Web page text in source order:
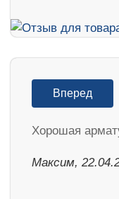
Вперед
Хорошая
Максим,